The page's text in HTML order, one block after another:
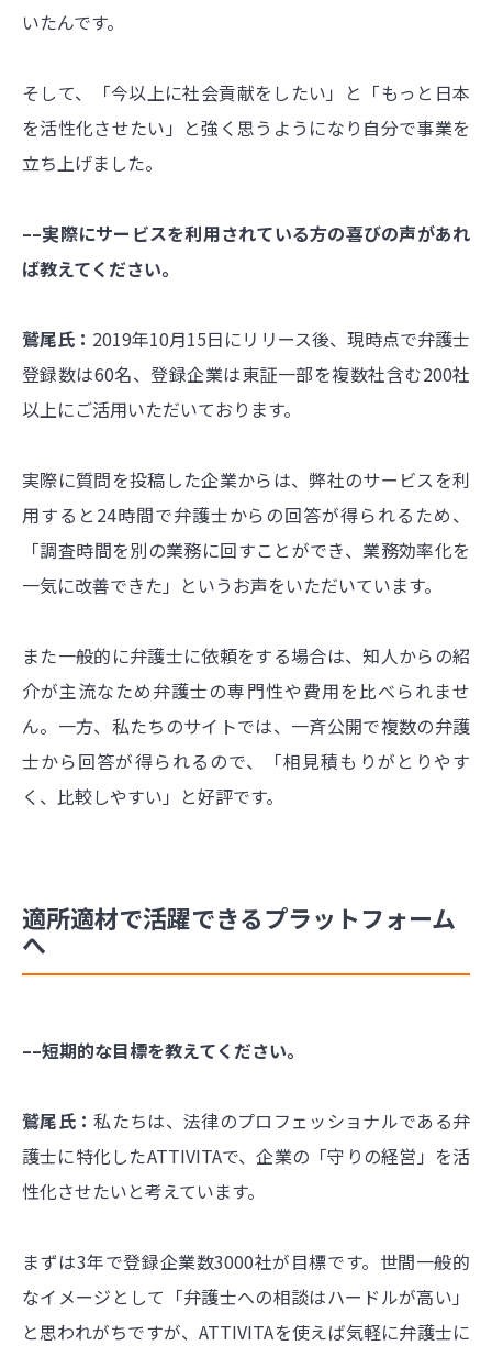
いたんです。
そして、「今以上に社会貢献をしたい」と「もっと日本
を活性化させたい」と強く思うようになり自分で事業を
立ち上げました。
––実際にサービスを利用されている方の喜びの声があれ
ば教えてください。
鷲尾氏： 2019年10月15日にリリース後、現時点で弁護士
登録数は60名、登録企業は東証一部を複数社含む200社
以上にご活用いただいております。
実際に質問を投稿した企業からは、弊社のサービスを利
用すると24時間で弁護士からの回答が得られるため、
「調査時間を別の業務に回すことができ、業務効率化を
一気に改善できた」というお声をいただいています。
また一般的に弁護士に依頼をする場合は、知人からの紹
介が主流なため弁護士の専門性や費用を比べられませ
ん。一方、私たちのサイトでは、一斉公開で複数の弁護
士から回答が得られるので、「相見積もりがとりやす
く、比較しやすい」と好評です。
適所適材で活躍できるプラットフォーム
へ
––短期的な目標を教えてください。
鷲尾氏：私たちは、法律のプロフェッショナルである弁
護士に特化したATTIVITAで、企業の「守りの経営」を活
性化させたいと考えています。
まずは3年で登録企業数3000社が目標です。世間一般的
なイメージとして「弁護士への相談はハードルが高い」
と思われがちですが、ATTIVITAを使えば気軽に弁護士に